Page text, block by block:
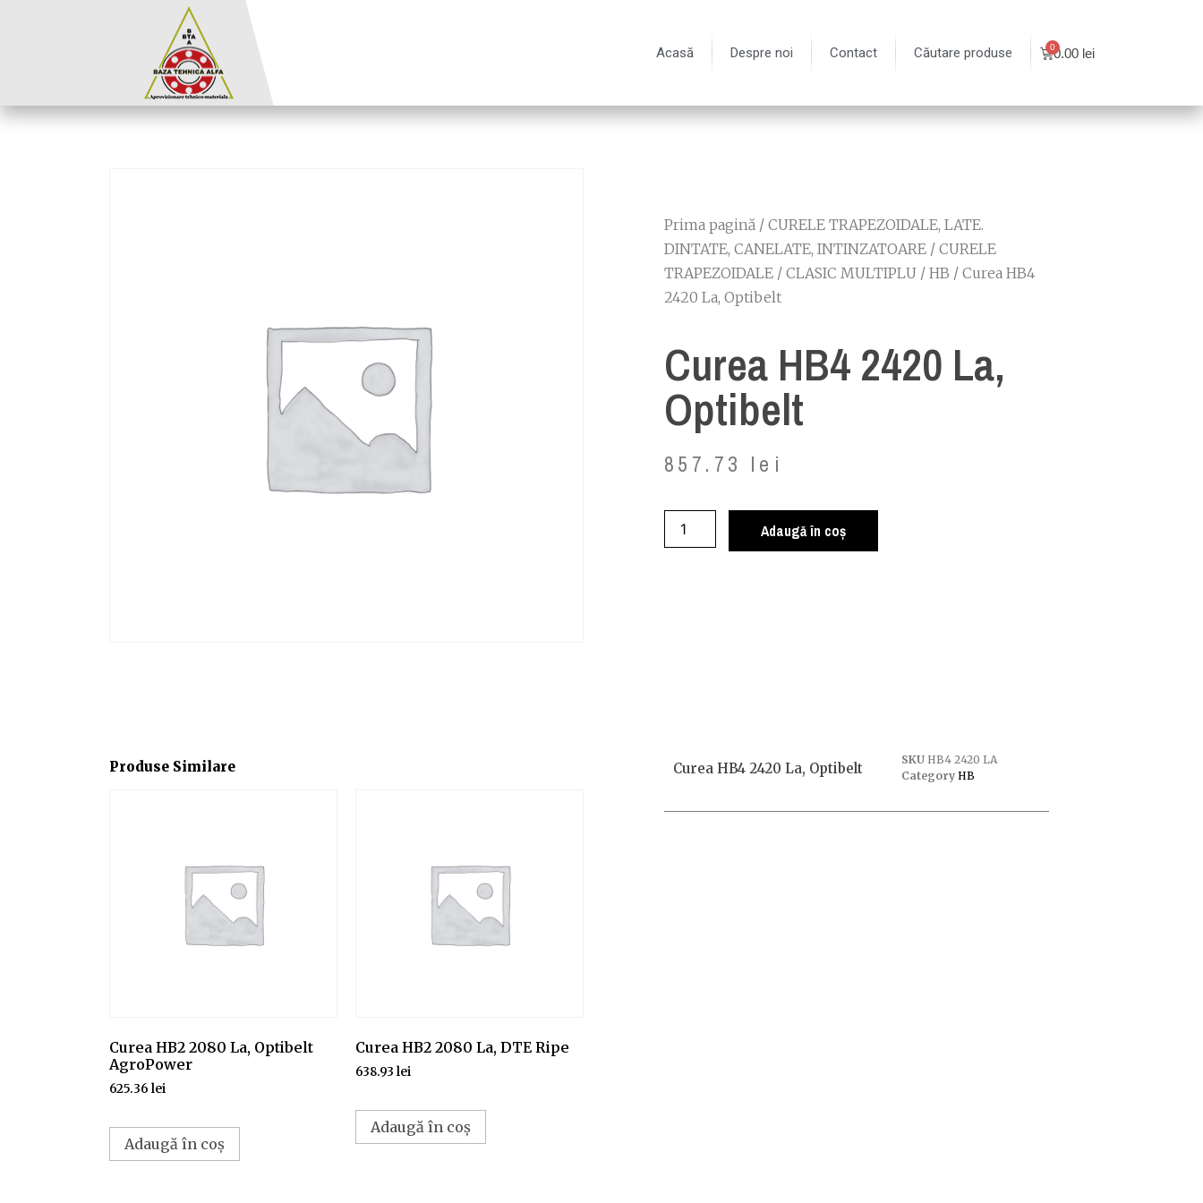
Acasă Despre noi Contact Căutare produse 0.00 lei
Prima pagină / CURELE TRAPEZOIDALE, LATE.
DINTATE, CANELATE, INTINZATOARE / CURELE
TRAPEZOIDALE / CLASIC MULTIPLU / HB / Curea HB4
2420 La, Optibelt
Curea HB4 2420 La,
Optibelt
857.73 lei
Adaugă în coș
Produse Similare
Curea HB2 2080 La, Optibelt
AgroPower
625.36 lei
Adaugă în coș
Curea HB2 2080 La, DTE Ripe
638.93 lei
Adaugă în coș
Curea HB4 2420 La, Optibelt SKU HB4 2420 LA
Category HB